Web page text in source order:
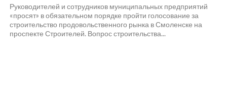
Руководителей и сотрудников муниципальных предприятий
«просят» в обязательном порядке пройти голосование за
строительство продовольственного рынка в Смоленске на
проспекте Строителей. Вопрос строительства...